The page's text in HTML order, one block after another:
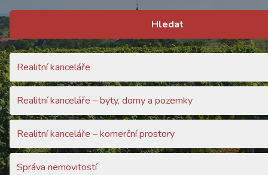
Hledat
Realitní kanceláře
Realitní kanceláře – byty, domy a pozemky
Realitní kanceláře – komerční prostory
Správa nemovitostí